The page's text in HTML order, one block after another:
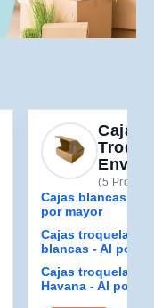
Cajas
Envío
(5
Cajas blancas
por mayor
Cajas
blancas - Al por
Cajas
Havana - Al por